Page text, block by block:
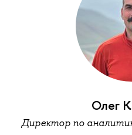
Олег
Директор по